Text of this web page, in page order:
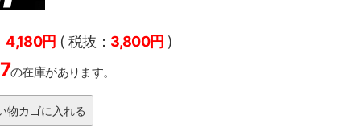
4,180円 ( 税抜： 3,800円 )
7の在庫があります。